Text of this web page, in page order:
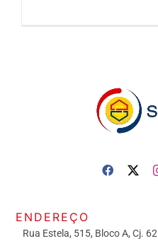
ENDEREÇO
Rua Estela, 515, Bloco A, Cj. 62